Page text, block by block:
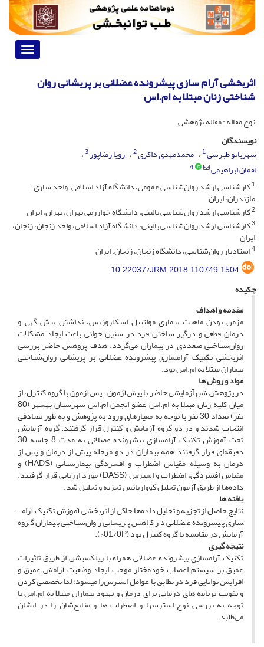
Toggle
اثربخشی آرام سازی پیشرونده عضلانی بر پریشانی روان
شناختی زنان مبتلا به ام.اس
نوع مقاله : مقاله پژوهشی
نویسندگان
شهربانو طبرسی1 محمدمهدی ذاکری2 رویا رضاپور3
لقمان ابراهیمی
4
1کارشناسی ارشد روان‌شناسی عمومی، دانشگاه آزاد اسلامی، واحد ساری،
مازندران، ایران
2کارشناسی ارشد روان‌شناسی بالینی، دانشگاه خوارزمی تهران، تهران، ایران
3کارشناسی ارشد روان‌شناسی بالینی، دانشگاه آزاد اسلامی، واحد زنجان، زنجان،
ایران
4استادیار روان‌شناسی، دانشگاه زنجان، زنجان، ایران
10.22037/JRM.2018.110749.1504
چکیده
مقدمه و اهداف
مزمن بودن ماهیت بیماری مولتیپل اسکلروزیس، نداشتن پیش­ گهی و
درمان قطعی و درگیر ساختن فرد در سنین جوانی باعث ایجاد مشکلات
روان‌شناختی متعددی در بیماران می‌گردد. هدف پژوهش حاضر بررسی
اثربخشی تکنیک آرام­سازی پیشرونده عضلانی بر پریشانی روان‌شناختی
بیماران مبتلا به ام.اس بود.
مواد و روش ­ها
در پژوهش شبه­آزمایشی حاضر با پیش‌آزمون- پس‌آزمون با گروه کنترل، از
میان کلیه زنان مبتلا به ام.اس عضو انجمن ام.اس شهرستان بهشهر (80
نفر) تعداد 30 نفر با توجه به معیارهای ورود به پژوهش و به ‌طور تصادفی
انتخاب شدند و در دو گروه آزمایش و کنترل قرار گرفتند. گروه آزمایش
تحت آموزش تکنیک آرام­سازی پیشرونده عضلانی به مدت 8 جلسه 30
دقیقه‌ای قرار گرفتند.همه بیماران در دو مرحله پیش از درمان و پس از
درمان به وسیله مقیاس اضطراب و افسردگی بیمارستانی (HADS) و
مقیاس افسردگی، اضطراب و استرس (DASS) مورد ارزیابی قرار گرفتند.
داده‌ها از طریق آزمون تحلیل کوواریانس تجزیه‌ و تحلیل شد.
یافته ­ها
نتایج حاصل از تجزیه‌ و تحلیل داده‌ها حاکی از اثربخشی آموزش تکنیک آرام­
سازی پیشرونده عضلانی در کاهش پریشانی روان‌شناختی بیماران گروه
آزمایش در مقایسه با گروه کنترل بود (01/0P<).
نتیجه­ گیری
تکنیک آرام­سازی پیشرونده عضلانی همراه با ریلکسیشن از طریق تاثیرات
عمیق بر سیستم اعصاب خودمختار موجب ایجاد وضعیت آرامش عمیق و
افزایش توانایی فرد در تطابق با عوامل استرس‌زا می­شود؛ لذا تخصصی کردن
و تقویت برنامه ­های درمانی برای درمان و بهبود بیماران مبتلا به ام.اس با
توجه به بررسی نوع استرس­ها و اضطراب ­ها و منابع‌شان را در ایشان
می‌طلبد.